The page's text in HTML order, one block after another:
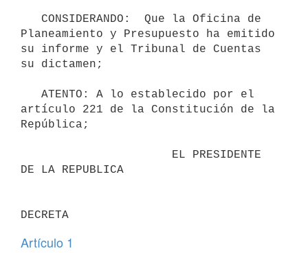
Planeamiento y Presupuesto ha emitido
su informe y el Tribunal de Cuentas
su dictamen;
artículo 221 de la Constitución de la
República;
DE LA REPUBLICA
Artículo 1